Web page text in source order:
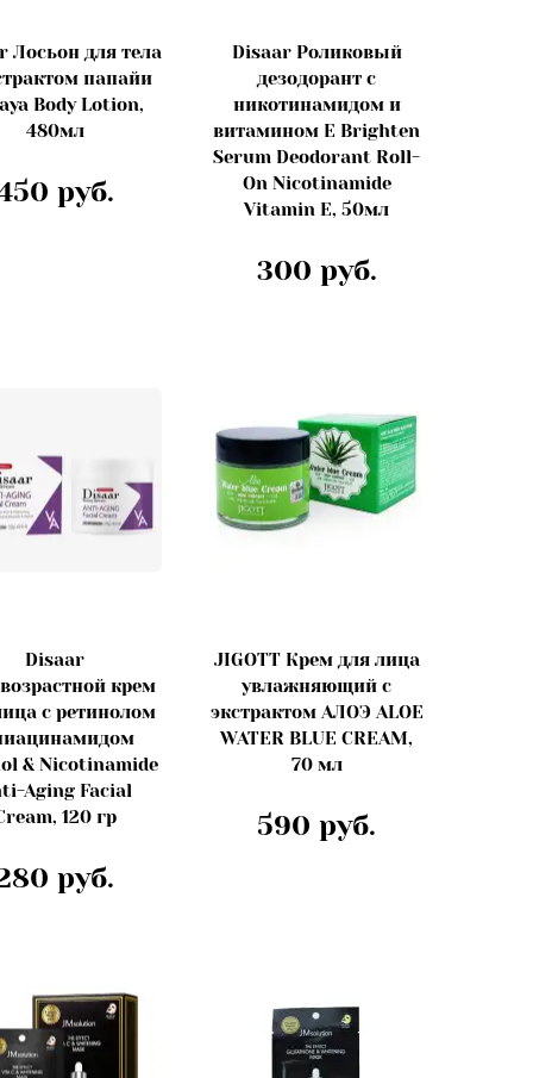
Лосьон для тела
папайи
Body Lotion,
480мл
руб.
Disaar Роликовый
дезодорант с
никотинамидом и
витамином Е Brighten
Serum Deodorant Roll-
On Nicotinamide
Vitamin E, 50мл
300 руб.
Disaar
крем
с ретинолом
& Nicotinamide
Aging Facial
120 гр
руб.
JIGOTT Крем для лица
увлажняющий с
экстрактом АЛОЭ ALOE
WATER BLUE CREAM,
70 мл
590 руб.